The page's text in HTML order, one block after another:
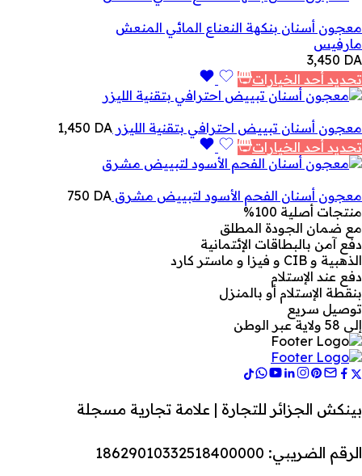
معجون أسنان بنكهة النعناع المائي المنعش
مارفيس
3,450 DA
تحديد أحد الخيارات
معجون أسنان تبييض احترافي بتقنية الليزر 1,450 DA
تحديد أحد الخيارات
معجون أسنان الفحم الأسود لتبييض مشرق 750 DA
منتجات أصلية 100%
مع ضمان الجودة المطلق
دفع آمن بالبطاقات الإئتمانية
الذهبية و CIB و فيزا و ماستر كارد
دفع عند الإستلام
بنقطة الإستلام أو بالمنزل
توصيل سريع
إلى 58 ولاية عبر الوطن
بينكش الجزائر للتجارة | علامة تجارية مسجلة
الرقم الضريبي: 18629010332518400000